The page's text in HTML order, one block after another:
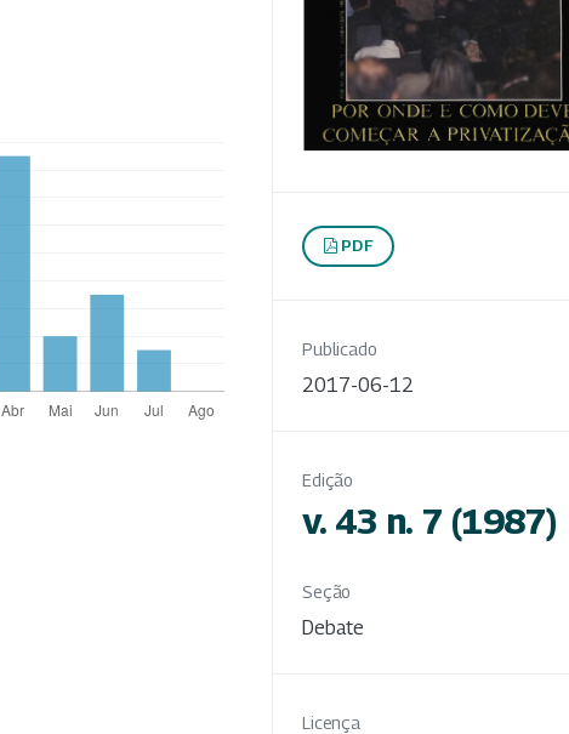
PDF
Publicado
2017-06-12
Edição
v. 43 n. 7 (1987)
Seção
Debate
Licença